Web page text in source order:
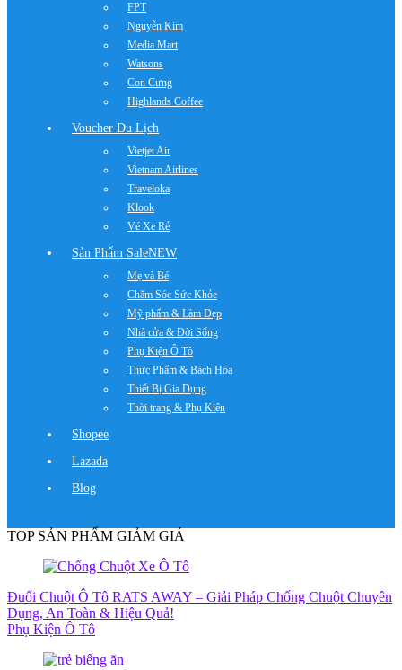
FPT
Nguyễn Kim
Media Mart
Watsons
Con Cưng
Highlands Coffee
Voucher Du Lịch
Vietjet Air
Vietnam Airlines
Traveloka
Klook
Vé Xe Rẻ
Sản Phẩm SaleNEW
Mẹ và Bé
Chăm Sóc Sức Khỏe
Mỹ phẩm & Làm Đẹp
Nhà cửa & Đời Sống
Phụ Kiện Ô Tô
Thực Phẩm & Bách Hóa
Thiết Bị Gia Dụng
Thời trang & Phụ Kiện
Shopee
Lazada
Blog
TOP SẢN PHẨM GIẢM GIÁ
Đuổi Chuột Ô Tô RATS AWAY – Giải Pháp Chống Chuột Chuyên
Dụng, An Toàn & Hiệu Quả!
Phụ Kiện Ô Tô